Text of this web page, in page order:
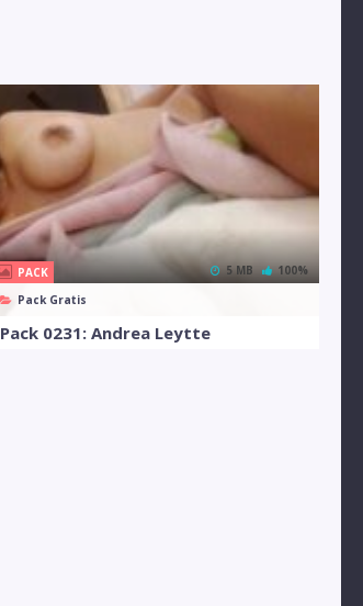
PACK
Pack Gratis
5 MB 100%
Pack 0231: Andrea Leytte